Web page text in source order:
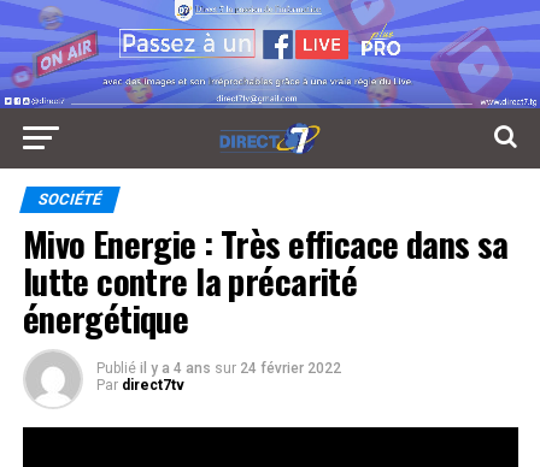
SOCIÉTÉ
Mivo Energie : Très efficace dans sa
lutte contre la précarité
énergétique
Publié il y a 4 ans sur 24 février 2022
Par direct7tv